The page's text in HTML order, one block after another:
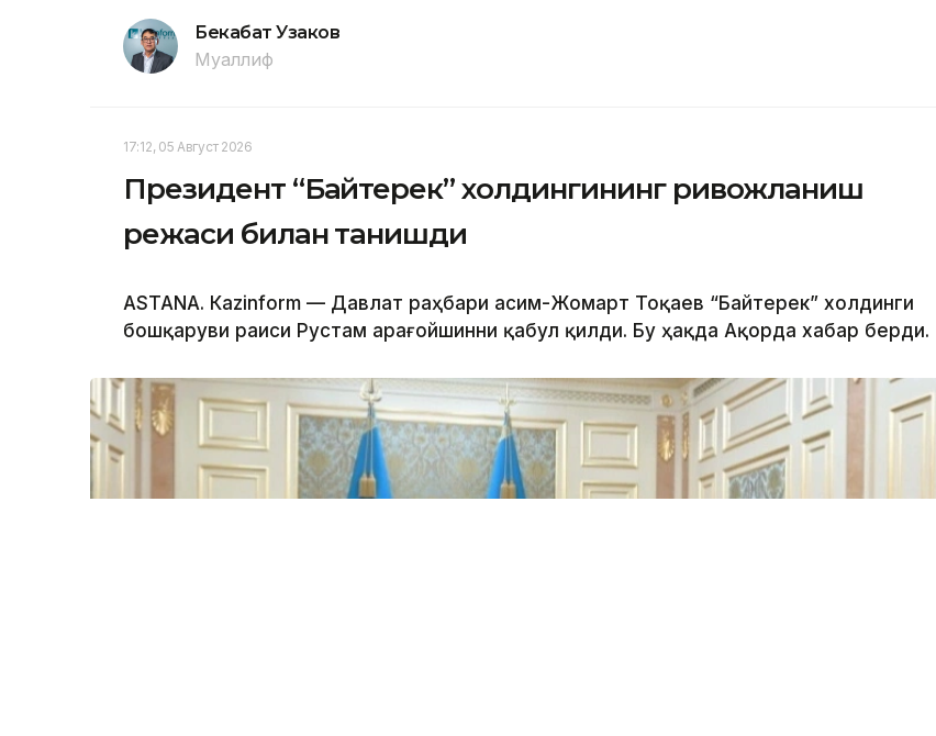
Бекабат Узаков
Муаллиф
17:12, 05 Август 2026
Президент “Байтерек” холдингининг ривожланиш
режаси билан танишди
ASTANА. Каzinform — Давлат раҳбари Қасим-Жомарт Тоқаев “Байтерек” холдинги
бошқаруви раиси Рустам Қарағойшинни қабул қилди. Бу ҳақда Ақорда хабар берди.